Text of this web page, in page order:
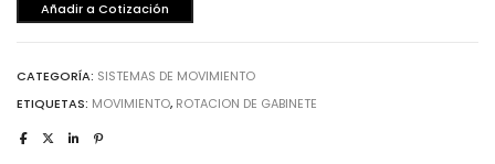
Añadir a Cotización
CATEGORÍA: SISTEMAS DE MOVIMIENTO
ETIQUETAS: MOVIMIENTO, ROTACION DE GABINETE